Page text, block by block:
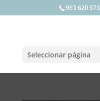
963 620 573
Seleccionar página